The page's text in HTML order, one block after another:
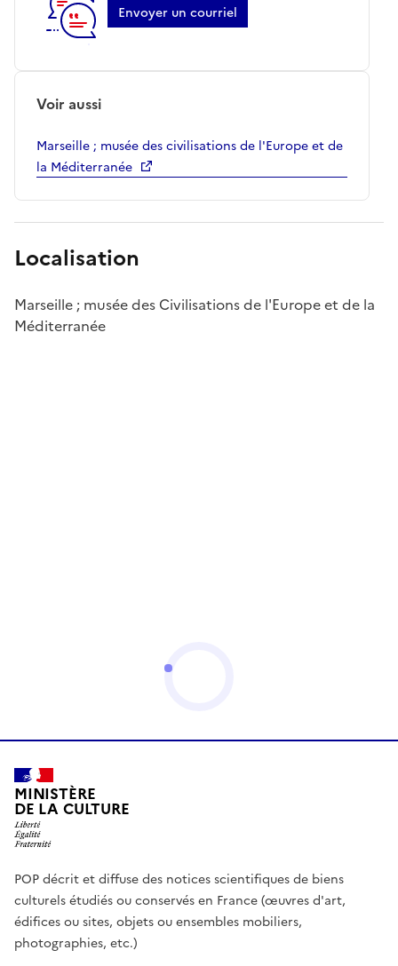
Envoyer un courriel
Voir aussi
Marseille ; musée des civilisations de l'Europe et de
la Méditerranée
Localisation
Marseille ; musée des Civilisations de l'Europe et de la
Méditerranée
MINISTÈRE
DE LA CULTURE
POP décrit et diffuse des notices scientifiques de biens
culturels étudiés ou conservés en France (œuvres d'art,
édifices ou sites, objets ou ensembles mobiliers,
photographies, etc.)